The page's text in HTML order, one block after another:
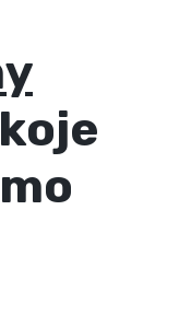
koje